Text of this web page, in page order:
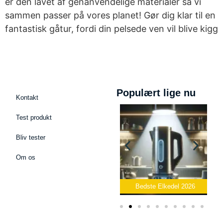
sammen passer på vores planet! Gør dig klar til en
fantastisk gåtur, fordi din pelsede ven vil blive kigg
Kontakt
Test produkt
Bliv tester
Om os
Populært lige nu
Bedste Elkedel 2026